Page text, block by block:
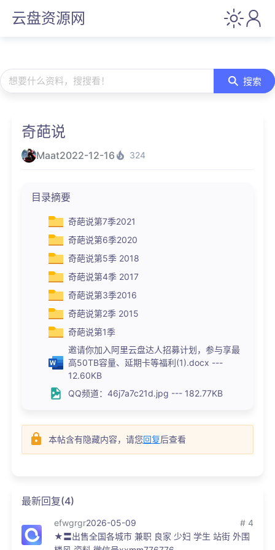
云盘资源网
想要什么资料，搜搜看！ 搜索
奇葩说
Maat2022-12-16 324
目录摘要
奇葩说第7季2021
奇葩说第6季2020
奇葩说第5季 2018
奇葩说第4季 2017
奇葩说第3季2016
奇葩说第2季 2015
奇葩说第1季
邀请你加入阿里云盘达人招募计划，参与享最
高50TB容量、延期卡等福利(1).docx ---
12.60KB
QQ频道：46j7a7c21d.jpg --- 182.77KB
本帖含有隐藏内容，请您回复后查看
最新回复(4)
efwgrgr2026-05-09
# 4
★〓出售全国各城市 兼职 良家 少妇 学生 站街 外围